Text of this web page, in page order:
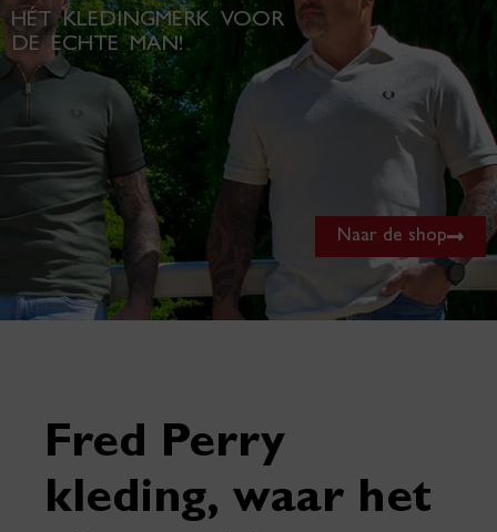
HÉT KLEDINGMERK VOOR
DE ECHTE MAN!
Naar de shop
Fred Perry
kleding, waar het